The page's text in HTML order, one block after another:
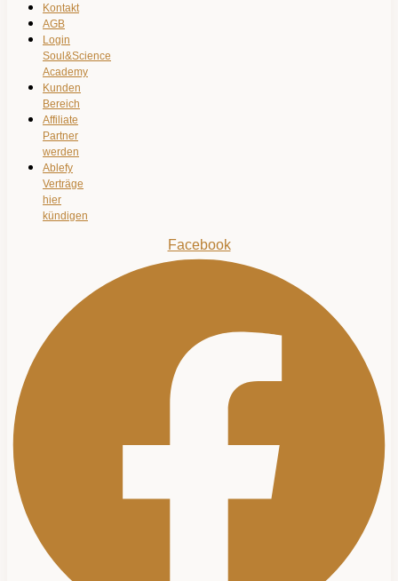
Kontakt
AGB
Login
Soul&Science
Academy
Kunden
Bereich
Affiliate
Partner
werden
Ablefy
Verträge
hier
kündigen
Facebook